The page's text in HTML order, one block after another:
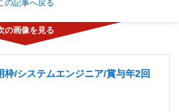
の記事へ戻る
枠/システムエンジニア/賞与年2回